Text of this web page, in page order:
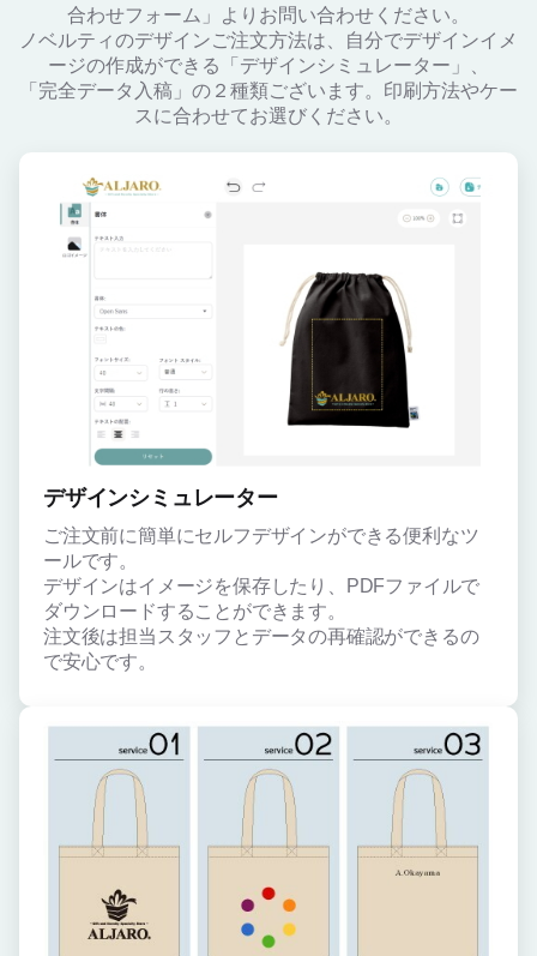
合わせフォーム」よりお問い合わせください。
ノベルティのデザインご注文方法は、自分でデザインイメ
ージの作成ができる「デザインシミュレーター」、
「完全データ入稿」の２種類ございます。印刷方法やケー
スに合わせてお選びください。
デザインシミュレーター
ご注文前に簡単にセルフデザインができる便利なツ
ールです。
デザインはイメージを保存したり、PDFファイルで
ダウンロードすることができます。
注文後は担当スタッフとデータの再確認ができるの
で安心です。